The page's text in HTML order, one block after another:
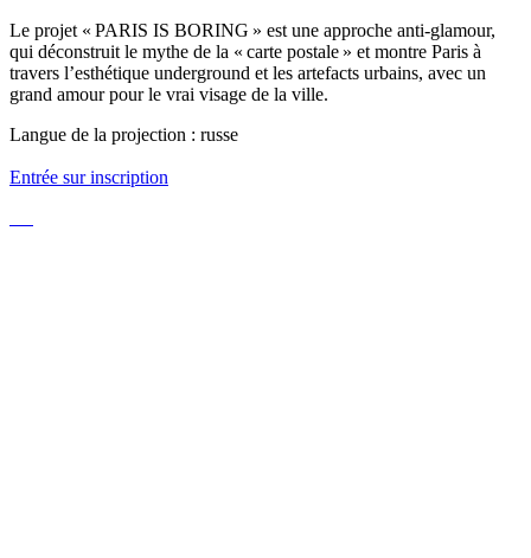
Le projet « PARIS IS BORING » est une approche anti-glamour,
qui déconstruit le mythe de la « carte postale » et montre Paris à
travers l’esthétique underground et les artefacts urbains, avec un
grand amour pour le vrai visage de la ville.
Langue de la projection : russe
Entrée sur inscription